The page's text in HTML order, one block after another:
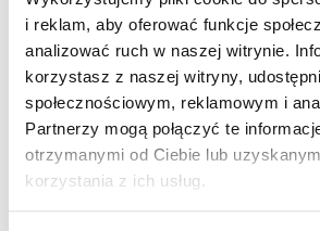
i reklam, aby oferować funkcje
analizować ruch w naszej witrynie.
korzystasz z naszej witryny,
społecznościowym, reklamowym i
Partnerzy mogą połączyć te
otrzymanymi od Ciebie lub
korzystania z ich usług.
ZIMBABWE MONUMENTAL